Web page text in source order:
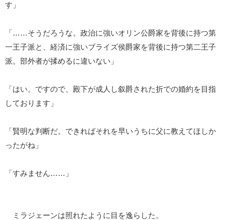
す」
「……そうだろうな。政治に強いオリン公爵家を背後に持つ第
一王子派と、経済に強いブライズ侯爵家を背後に持つ第二王子
派。部外者が揉めるに違いない」
「はい。ですので、殿下が成人し叙爵された折での婚約を目指
しております」
「賢明な判断だ。できればそれを早いうちに父に教えてほしか
ったがね」
「すみません……」
ミラジェーンは照れたように目を逸らした。